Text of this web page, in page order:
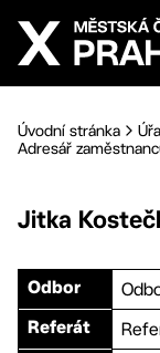
Přejít na hlavní
Úvodní stránka
Adresář
Jitka
Odbor
Referát